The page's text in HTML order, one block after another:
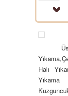
Halı